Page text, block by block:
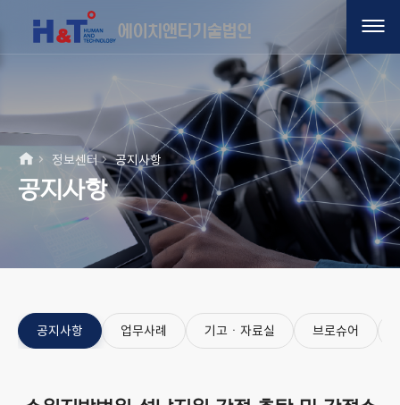
정보센터 공지사항
공지사항
공지사항 업무사례 기고ㆍ자료실 브로슈어